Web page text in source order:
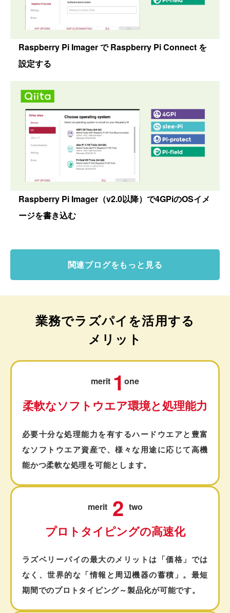
Raspberry Pi Imager で Raspberry Pi Connect を
設定する
Raspberry Pi Imager（v2.0以降）で4GPiのOSイメ
ージを書き込む
関連ブログをもっと見る
業務でラズパイを活用する
メリット
merit 1 one
柔軟なソフトウエア環境と処理能力
必要十分な処理能力を有するハードウエアと豊富
なソフトウエア資産で、様々な用途に応じて高機
能かつ柔軟な処理を可能とします。
merit 2 two
プロトタイピングの高速化
ラズベリーパイの最大のメリットは「価格」では
なく、世界的な「情報と周辺機器の蓄積」。最短
期間でのプロトタイピング～製品化が可能です。